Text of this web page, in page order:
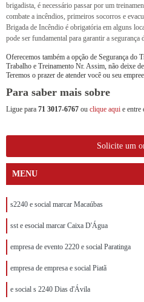
brigadista, é necessário passar por um
combate a incêndios, primeiros socorros e
Brigada de Incêndio é obrigatória em alguns
pode ser fundamental para garantir a segurança
Oferecemos também a opção de Segurança do
Trabalho e Treinamento Nr. Assim, não deixe
Teremos o prazer de atender você ou seu
Para saber mais sobre
Ligue para 71 3017-6767 ou clique aqui e entre
Solicite um
MENU
s2240 e social marcar Macaúbas
sst e esocial marcar Caixa D'Água
empresa de evento 2220 e social Paratinga
empresa de empresa e social Piatã
e social s 2240 Dias d'Ávila